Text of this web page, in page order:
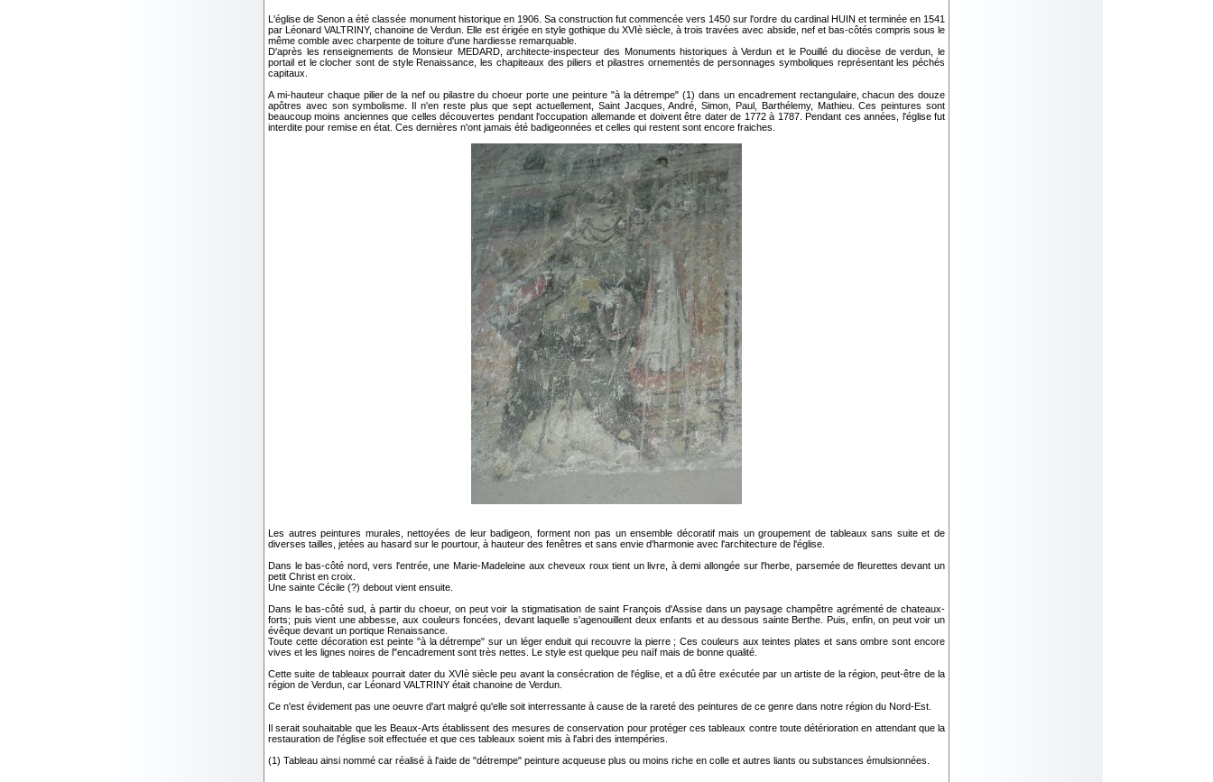
L'église de Senon a été classée monument historique en 1906. Sa construction fut commencée vers 1450 sur l'ordre du cardinal HUIN et terminée en 1541
par Léonard VALTRINY, chanoine de Verdun. Elle est érigée en style gothique du XVIè siècle, à trois travées avec abside, nef et bas-côtés compris sous le
même comble avec charpente de toiture d'une hardiesse remarquable.
D'après les renseignements de Monsieur MEDARD, architecte-inspecteur des Monuments historiques à Verdun et le Pouillé du diocèse de verdun, le
portail et le clocher sont de style Renaissance, les chapiteaux des piliers et pilastres ornementés de personnages symboliques représentant les péchés
capitaux.
A mi-hauteur chaque pilier de la nef ou pilastre du choeur porte une peinture "à la détrempe" (1) dans un encadrement rectangulaire, chacun des douze
apôtres avec son symbolisme. Il n'en reste plus que sept actuellement, Saint Jacques, André, Simon, Paul, Barthélemy, Mathieu. Ces peintures sont
beaucoup moins anciennes que celles découvertes pendant l'occupation allemande et doivent être dater de 1772 à 1787. Pendant ces années, l'église fut
interdite pour remise en état. Ces dernières n'ont jamais été badigeonnées et celles qui restent sont encore fraiches.
Les autres peintures murales, nettoyées de leur badigeon, forment non pas un ensemble décoratif mais un groupement de tableaux sans suite et de
diverses tailles, jetées au hasard sur le pourtour, à hauteur des fenêtres et sans envie d'harmonie avec l'architecture de l'église.
Dans le bas-côté nord, vers l'entrée, une Marie-Madeleine aux cheveux roux tient un livre, à demi allongée sur l'herbe, parsemée de fleurettes devant un
petit Christ en croix.
Une sainte Cécile (?) debout vient ensuite.
Dans le bas-côté sud, à partir du choeur, on peut voir la stigmatisation de saint François d'Assise dans un paysage champêtre agrémenté de chateaux-
forts; puis vient une abbesse, aux couleurs foncées, devant laquelle s'agenouillent deux enfants et au dessous sainte Berthe. Puis, enfin, on peut voir un
évêque devant un portique Renaissance.
Toute cette décoration est peinte "à la détrempe" sur un léger enduit qui recouvre la pierre ; Ces couleurs aux teintes plates et sans ombre sont encore
vives et les lignes noires de l"encadrement sont très nettes. Le style est quelque peu naïf mais de bonne qualité.
Cette suite de tableaux pourrait dater du XVIè siècle peu avant la consécration de l'église, et a dû être exécutée par un artiste de la région, peut-être de la
région de Verdun, car Léonard VALTRINY était chanoine de Verdun.
Ce n'est évidement pas une oeuvre d'art malgré qu'elle soit interressante à cause de la rareté des peintures de ce genre dans notre région du Nord-Est.
Il serait souhaitable que les Beaux-Arts établissent des mesures de conservation pour protéger ces tableaux contre toute détérioration en attendant que la
restauration de l'église soit effectuée et que ces tableaux soient mis à l'abri des intempéries.
(1) Tableau ainsi nommé car réalisé à l'aide de "détrempe" peinture acqueuse plus ou moins riche en colle et autres liants ou substances émulsionnées.